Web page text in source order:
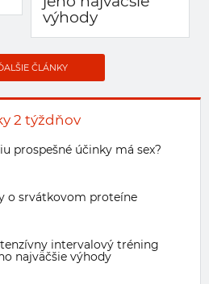
2 týždňov
prospešné účinky má sex?
o srvátkovom proteíne
intervalový tréning
najväčšie výhody
výhody
ČLÁNKY